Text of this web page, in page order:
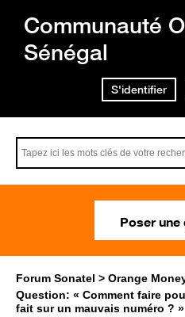
Communauté
Sénégal
S'identifier
Poser
Forum Sonatel
Orange
Question: « Comment faire
fait sur un mauvais numéro ? »